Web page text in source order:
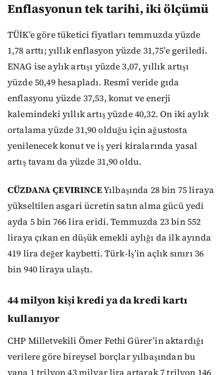
Enflasyonun tek tarihi, iki ölçümü
TÜİK’e göre tüketici fiyatları temmuzda yüzde
1,78 arttı; yıllık enflasyon yüzde 31,75’e geriledi.
ENAG ise aylık artışı yüzde 3,07, yıllık artışı
yüzde 50,49 hesapladı. Resmî veride gıda
enflasyonu yüzde 37,53, konut ve enerji
kalemindeki yıllık artış yüzde 40,32. On iki aylık
ortalama yüzde 31,90 olduğu için ağustosta
yenilenecek konut ve iş yeri kiralarında yasal
artış tavanı da yüzde 31,90 oldu.
CÜZDANA ÇEVIRINCEYılbaşında 28 bin 75 liraya
yükseltilen asgari ücretin satın alma gücü yedi
ayda 5 bin 766 lira eridi. Temmuzda 23 bin 552
liraya çıkan en düşük emekli aylığı da ilk ayında
419 lira değer kaybetti. Türk-İş’in açlık sınırı 36
bin 940 liraya ulaştı.
44 milyon kişi kredi ya da kredi kartı
kullanıyor
CHP Milletvekili Ömer Fethi Gürer’in aktardığı
verilere göre bireysel borçlar yılbaşından bu
yana 1 trilyon 43 milyar lira artarak 7 trilyon 146